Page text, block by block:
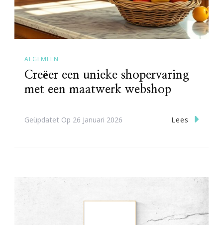
ALGEMEEN
Creëer een unieke shopervaring
met een maatwerk webshop
Geüpdatet Op 26 Januari 2026 Lees